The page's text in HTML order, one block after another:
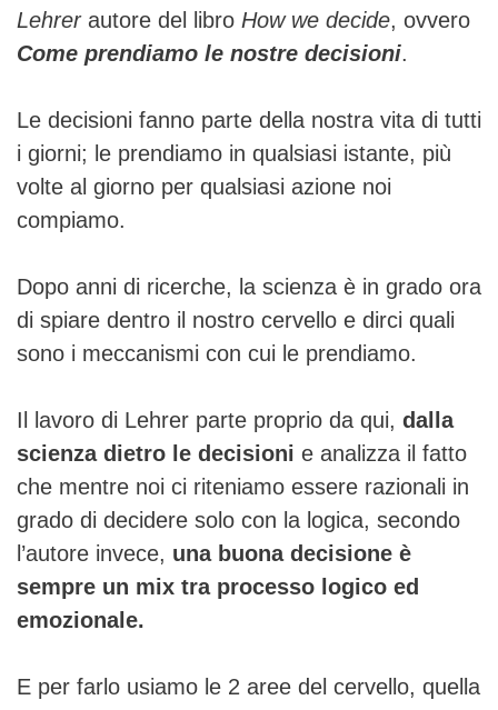
Lehrerautore del libro How we decide, ovvero
Come prendiamo le nostre decisioni.
Le decisioni fanno parte della nostra vita di tutti
i giorni; le prendiamo in qualsiasi istante, più
volte al giorno per qualsiasi azione noi
compiamo.
Dopo anni di ricerche, la scienza è in grado ora
di spiare dentro il nostro cervello e dirci quali
sono i meccanismi con cui le prendiamo.
Il lavoro di Lehrer parte proprio da qui, dalla
scienza dietro le decisioni e analizza il fatto
che mentre noi ci riteniamo essere razionali in
grado di decidere solo con la logica, secondo
l’autore invece, una buona decisione è
sempre un mix tra processo logico ed
emozionale.
E per farlo usiamo le 2 aree del cervello, quella